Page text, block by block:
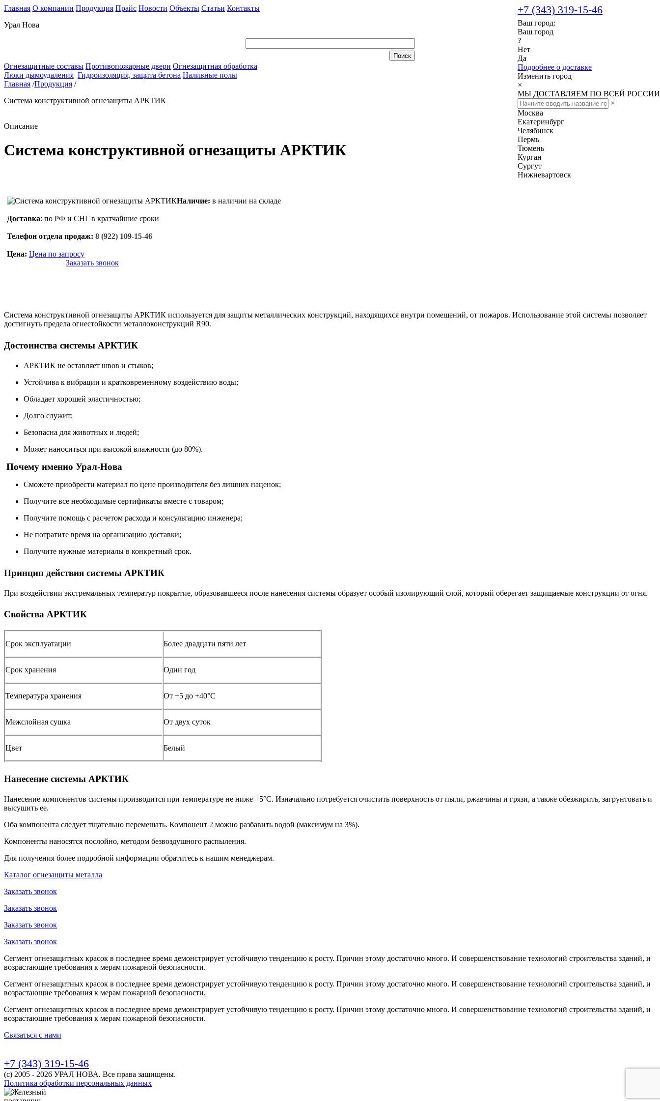
Главная О компании Продукция Прайс Новости Объекты Статьи Контакты
Урал Нова
+7 (343) 319-15-46
Ваш город:
Ваш город
?
Нет
Да
Подробнее о доставке
Изменить город
×
МЫ ДОСТАВЛЯЕМ ПО ВСЕЙ РОССИИ
×
Москва
Екатеринбург
Челябинск
Пермь
Тюмень
Курган
Сургут
Нижневартовск
Огнезащитные составы Противопожарные двери Огнезащитная обработка
Люки дымоудаления Гидроизоляция, защита бетона Наливные полы
Главная /Продукция /
Система конструктивной огнезащиты АРКТИК
Описание
Система конструктивной огнезащиты АРКТИК
Наличие: в наличии на складе
Доставка: по РФ и СНГ в кратчайшие сроки
Телефон отдела продаж: 8 (922) 109-15-46
Цена: Цена по запросу
Заказать звонок
Система конструктивной огнезащиты АРКТИК используется для защиты металлических конструкций, находящихся внутри помещений, от пожаров. Использование этой системы позволяет
достигнуть предела огнестойкости металлоконструкций R90.
Достоинства системы АРКТИК
АРКТИК не оставляет швов и стыков;
Устойчива к вибрации и кратковременному воздействию воды;
Обладает хорошей эластичностью;
Долго служит;
Безопасна для животных и людей;
Может наноситься при высокой влажности (до 80%).
Почему именно Урал-Нова
Сможете приобрести материал по цене производителя без лишних наценок;
Получите все необходимые сертификаты вместе с товаром;
Получите помощь с расчетом расхода и консультацию инженера;
Не потратите время на организацию доставки;
Получите нужные материалы в конкретный срок.
Принцип действия системы АРКТИК
При воздействии экстремальных температур покрытие, образовавшееся после нанесения системы образует особый изолирующий слой, который оберегает защищаемые конструкции от огня.
Свойства АРКТИК
Срок эксплуатации Более двадцати пяти лет
Срок хранения Один год
Температура хранения От +5 до +40°С
Межслойная сушка От двух суток
Цвет Белый
Нанесение системы АРКТИК
Нанесение компонентов системы производится при температуре не ниже +5°С. Изначально потребуется очистить поверхность от пыли, ржавчины и грязи, а также обезжирить, загрунтовать и
высушить ее.
Оба компонента следует тщательно перемешать. Компонент 2 можно разбавить водой (максимум на 3%).
Компоненты наносятся послойно, методом безвоздушного распыления.
Для получения более подробной информации обратитесь к нашим менеджерам.
Каталог огнезащиты металла
Заказать звонок
Заказать звонок
Заказать звонок
Заказать звонок
Сегмент огнезащитных красок в последнее время демонстрирует устойчивую тенденцию к росту. Причин этому достаточно много. И совершенствование технологий строительства зданий, и
возрастающие требования к мерам пожарной безопасности.
Сегмент огнезащитных красок в последнее время демонстрирует устойчивую тенденцию к росту. Причин этому достаточно много. И совершенствование технологий строительства зданий, и
возрастающие требования к мерам пожарной безопасности.
Сегмент огнезащитных красок в последнее время демонстрирует устойчивую тенденцию к росту. Причин этому достаточно много. И совершенствование технологий строительства зданий, и
возрастающие требования к мерам пожарной безопасности.
Связаться с нами
+7 (343) 319-15-46
(с) 2005 - 2026 УРАЛ НОВА. Все права защищены.
Политика обработки персональных данных